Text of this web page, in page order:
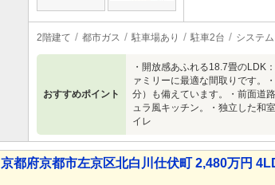
2階建て 都市ガス 駐車場あり 駐車2台 システ
おすすめポイント
・開放感あふれる18.7畳のLDK
ァミリーに最適な間取りです。
分）も備えています。・前面道
ュラ風キッチン。・独立した和
イレ
京都府京都市左京区北白川仕伏町 2,480万円